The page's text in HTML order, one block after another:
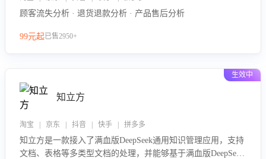
顾客流失分析 · 退货退款分析 · 产品售后分析
99元起已售2950+
生效中
知立方
淘宝 | 京东 | 抖音 | 快手 | 拼多多
知立方是一款接入了满血版DeepSeek通用知识管理应用，支持
文档、表格等多类型文档的处理，并能够基于满血版DeepSeek